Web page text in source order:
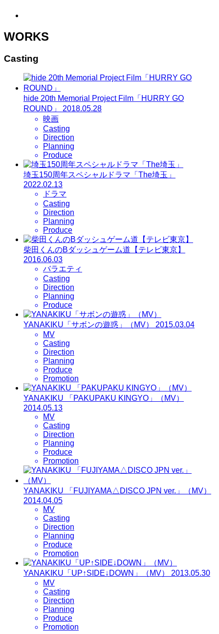
WORKS
Casting
hide 20th Memorial Project Film「HURRY GO
ROUND」
2018.05.28
映画
Casting
Direction
Planning
Produce
埼玉150周年スペシャルドラマ「The埼玉」
2022.02.13
ドラマ
Casting
Direction
Planning
Produce
柴田くんのBダッシュゲーム道【テレビ東京】
2016.06.03
バラエティ
Casting
Direction
Planning
Produce
YANAKIKU「サボンの遊惑」（MV）
2015.03.04
MV
Casting
Direction
Planning
Produce
Promotion
YANAKIKU 「PAKUPAKU KINGYO」（MV）
2014.05.13
MV
Casting
Direction
Planning
Produce
Promotion
YANAKIKU 「FUJIYAMA△DISCO JPN ver.」（MV）
2014.04.05
MV
Casting
Direction
Planning
Produce
Promotion
YANAKIKU「UP↑SIDE↓DOWN」（MV）
2013.05.30
MV
Casting
Direction
Planning
Produce
Promotion